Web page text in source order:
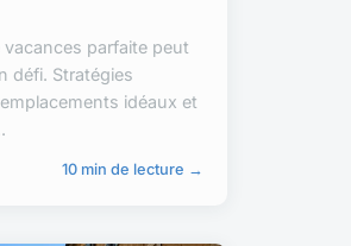
parfaite peut
défi. Stratégies
idéaux et
10 min de lecture →